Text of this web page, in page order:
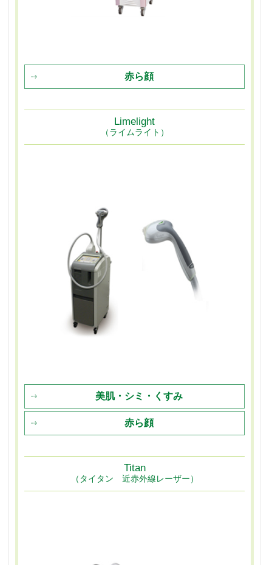
赤ら顔
Limelight
（ライムライト）
美肌・シミ・くすみ
赤ら顔
Titan
（タイタン 近赤外線レーザー）